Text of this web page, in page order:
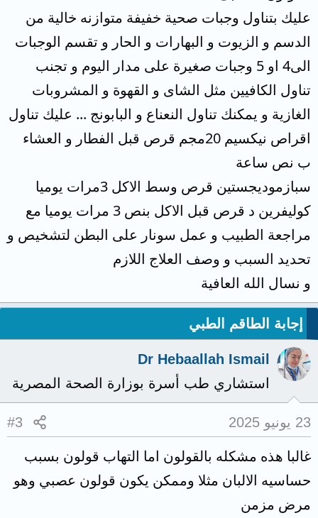
عليك بتناول وجبات صحية خفيفة متوازنه خالية من
الدسم و الزيوت و البهارات و الحار و تقسم الوجبات
الى4 او 5 وجبات صغيرة على مدار اليوم و تجنب
تناول الكافيين مثل الشاى و القهوة و المشروبات
الغازية و يمكنك تناول النعناع و البابونج ... عليك تناول
اقراص نيكسيم 20مجم قرص قبل الفطار و العشاء
ب نص ساعة
سبازموديجستين قرص وسط الاكل 3مرات يوميا
كوليفرين د قرص قبل الاكل بنص 3 مرات يوميا مع
مراجعة الطبيب و عمل سونار على البطن لتشخيص و
تحديد السبب و وصف العلاج اللازم
و نسال الله العافية
إجابة الطاقم الطبي
Dr Hebaallah Ismail
استشاري طب أسرة بوزارة الصحة المصرية
23 يونيو 2025 #3
غالبا هذه مشكله بالقولون اما التهاب قولون بسبب
حساسيه الالبان مثلا وممكن يكون قولون عصبي وهو
مرض مزمن